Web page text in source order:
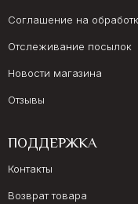
Соглашение на
Отслеживание посылок
Новости магазина
Отзывы
ПОДДЕРЖКА
Контакты
Возврат товара